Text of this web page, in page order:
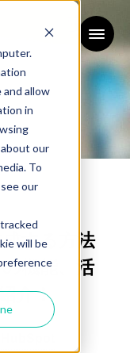
allow
in
our
To
our
will be
する方法
機能、活
介！